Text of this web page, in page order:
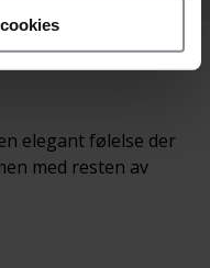
elegant følelse der
med resten av